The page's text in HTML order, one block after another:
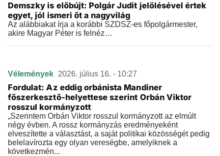
Demszky is előbújt: Polgár Judit jelölésével értek
egyet, jól ismeri őt a nagyvilág
Az alábbiakat írja a korábbi SZDSZ-es főpolgármester,
akire Magyar Péter is felnéz…
Vélemények 2026. július 16. - 10:27
Fordulat: Az eddig orbánista Mandiner
főszerkesztő-helyettese szerint Orbán Viktor
rosszul kormányzott
„Szerintem Orbán Viktor rosszul kormányzott az elmúlt
négy évben. A rossz kormányzás eredményeként
elveszítette a választást, a saját politikai közösségét pedig
belelavírozta egy olyan vereségbe, amelyiknek a
következmén...